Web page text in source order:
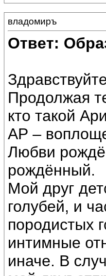
владомиръ
Ответ:
Продолжая
кто такой
АР –
Любви
рождённый.
Мой друг
голубей, и
породистых
интимные
иначе. В